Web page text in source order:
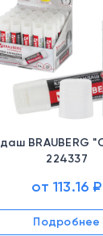
BRAUBERG
224337
от 113.16 ₽
Подробнее